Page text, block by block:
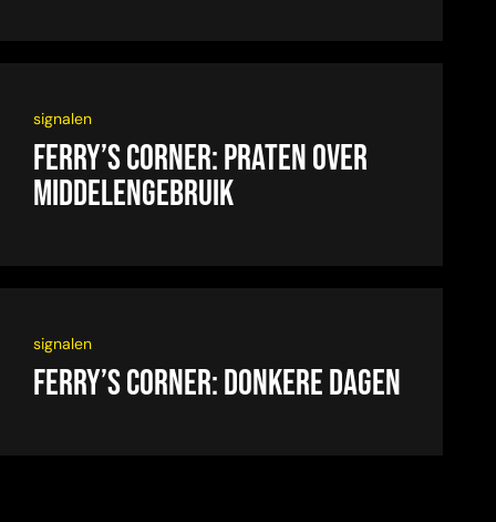
signalen
Ferry’s Corner: Praten over
middelengebruik
signalen
Ferry’s Corner: Donkere dagen